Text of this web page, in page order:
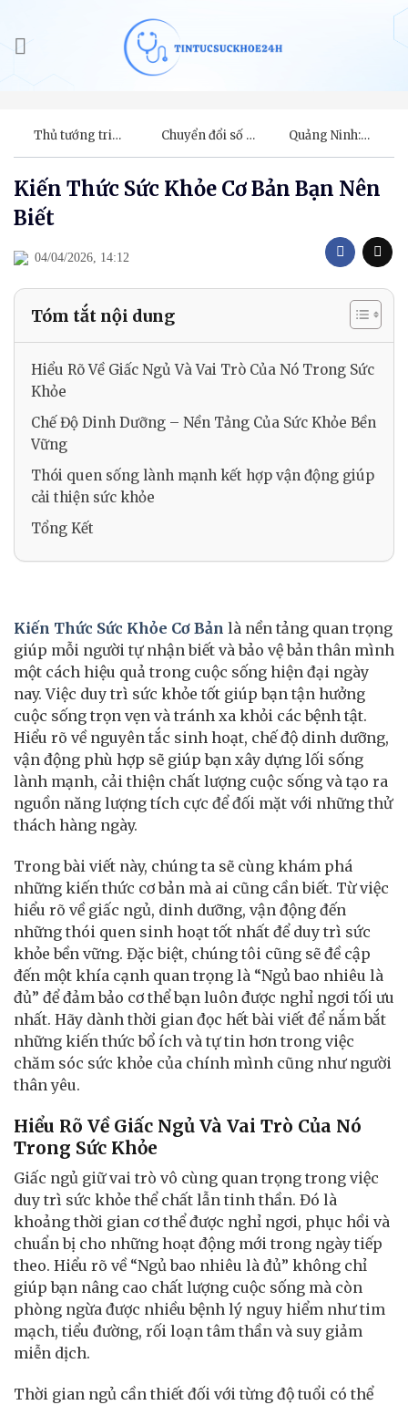
nội
Thủ tướng tri
tạng, khen tập
thể y bác sĩ điều
phối, ghép tạng
người
Chuyển đổi số y
hành
Quảng Ninh:
tiêu sợi huyết
cứu sống người
tim nhân tạo
Kiến Thức Sức Khỏe Cơ Bản Bạn Nên
Biết
04/04/2026, 14:12
Tóm tắt nội dung
Hiểu Rõ Về Giấc Ngủ Và Vai Trò Của Nó Trong Sức
Khỏe
Chế Độ Dinh Dưỡng – Nền Tảng Của Sức Khỏe Bền
Vững
Thói quen sống lành mạnh kết hợp vận động giúp
cải thiện sức khỏe
Tổng Kết
Kiến Thức Sức Khỏe Cơ Bản là nền tảng quan trọng
giúp mỗi người tự nhận biết và bảo vệ bản thân mình
một cách hiệu quả trong cuộc sống hiện đại ngày
nay. Việc duy trì sức khỏe tốt giúp bạn tận hưởng
cuộc sống trọn vẹn và tránh xa khỏi các bệnh tật.
Hiểu rõ về nguyên tắc sinh hoạt, chế độ dinh dưỡng,
vận động phù hợp sẽ giúp bạn xây dựng lối sống
lành mạnh, cải thiện chất lượng cuộc sống và tạo ra
nguồn năng lượng tích cực để đối mặt với những thử
thách hàng ngày.
Trong bài viết này, chúng ta sẽ cùng khám phá
những kiến thức cơ bản mà ai cũng cần biết. Từ việc
hiểu rõ về giấc ngủ, dinh dưỡng, vận động đến
những thói quen sinh hoạt tốt nhất để duy trì sức
khỏe bền vững. Đặc biệt, chúng tôi cũng sẽ đề cập
đến một khía cạnh quan trọng là “Ngủ bao nhiêu là
đủ” để đảm bảo cơ thể bạn luôn được nghỉ ngơi tối ưu
nhất. Hãy dành thời gian đọc hết bài viết để nắm bắt
những kiến thức bổ ích và tự tin hơn trong việc
chăm sóc sức khỏe của chính mình cũng như người
thân yêu.
Hiểu Rõ Về Giấc Ngủ Và Vai Trò Của Nó
Trong Sức Khỏe
Giấc ngủ giữ vai trò vô cùng quan trọng trong việc
duy trì sức khỏe thể chất lẫn tinh thần. Đó là
khoảng thời gian cơ thể được nghỉ ngơi, phục hồi và
chuẩn bị cho những hoạt động mới trong ngày tiếp
theo. Hiểu rõ về “Ngủ bao nhiêu là đủ” không chỉ
giúp bạn nâng cao chất lượng cuộc sống mà còn
phòng ngừa được nhiều bệnh lý nguy hiểm như tim
mạch, tiểu đường, rối loạn tâm thần và suy giảm
miễn dịch.
Thời gian ngủ cần thiết đối với từng độ tuổi có thể